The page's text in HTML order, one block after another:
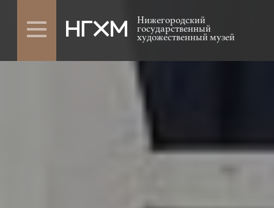
Нижегородский
государственный
художественный музей